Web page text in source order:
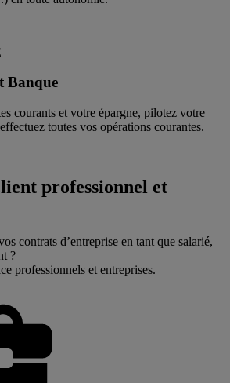
Banque
courants et votre épargne, pilotez votre
toutes vos opérations courantes.
professionnel et
contrats d’entreprise en tant que salarié,
?
professionnels et entreprises.